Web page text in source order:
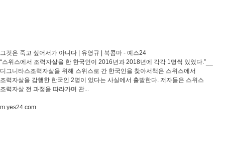
그것은 죽고 싶어서가 아니다 | 유영규 | 북콤마 - 예스24
“스위스에서 조력자살을 한 한국인이 2016년과 2018년에 각각 1명씩 있었다.”__
디그니타스조력자살을 위해 스위스로 간 한국인을 찾아서책은 스위스에서
조력자살을 감행한 한국인 2명이 있다는 사실에서 출발한다. 저자들은 스위스
조력자살 전 과정을 따라가며 관...
m.yes24.com